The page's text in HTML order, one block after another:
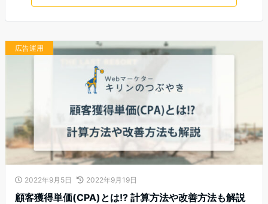
広告運用
2022年9月5日 2022年9月19日
顧客獲得単価(CPA)とは!? 計算方法や改善方法も解説